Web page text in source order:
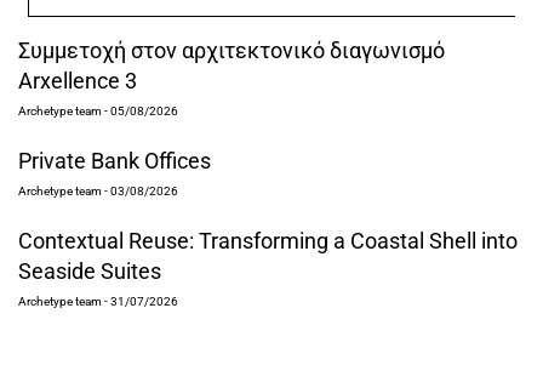
Συμμετοχή στον αρχιτεκτονικό διαγωνισμό
Arxellence 3
Archetype team- 05/08/2026
Private Bank Offices
Archetype team- 03/08/2026
Contextual Reuse: Transforming a Coastal Shell into
Seaside Suites
Archetype team- 31/07/2026